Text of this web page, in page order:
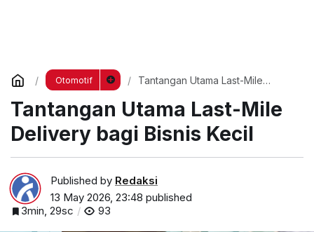
Otomotif
Tantangan Utama Last-Mile
Tantangan Utama Last-Mile
Delivery bagi Bisnis Kecil
Published by Redaksi
13 May 2026, 23:48 published
3min, 29sc
93